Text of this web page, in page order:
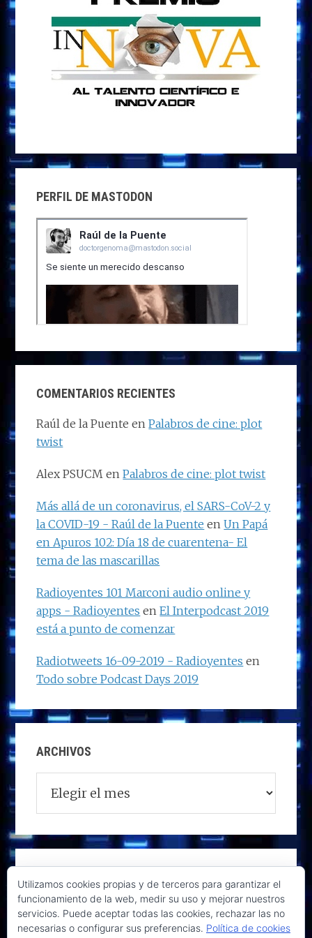
PERFIL DE MASTODON
COMENTARIOS RECIENTES
Raúl de la Puente enPalabros de cine: plot
twist
Alex PSUCM enPalabros de cine: plot twist
Más allá de un coronavirus, el SARS-CoV-2 y
la COVID-19 - Raúl de la Puente enUn Papá
en Apuros 102: Día 18 de cuarentena- El
tema de las mascarillas
Radioyentes 101 Marconi audio online y
apps - Radioyentes enEl Interpodcast 2019
está a punto de comenzar
Radiotweets 16-09-2019 - Radioyentes en
Todo sobre Podcast Days 2019
ARCHIVOS
Utilizamos cookies propias y de terceros para garantizar el
funcionamiento de la web, medir su uso y mejorar nuestros
servicios. Puede aceptar todas las cookies, rechazar las no
necesarias o configurar sus preferencias. Política de cookies